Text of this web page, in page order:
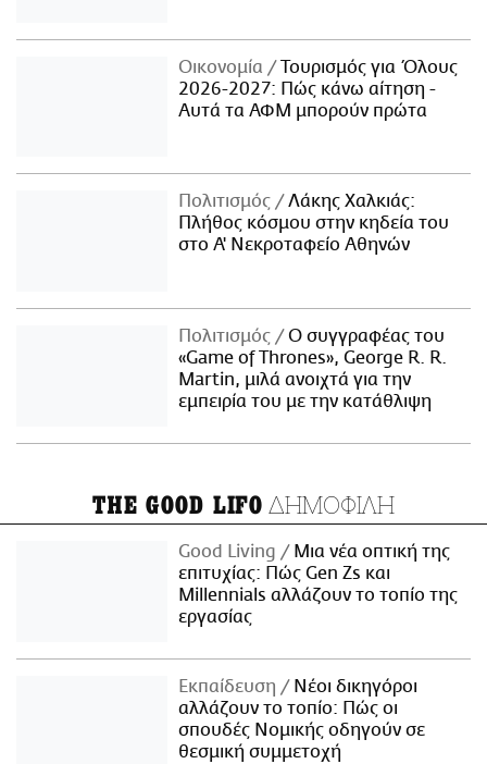
Οικονομία
Τουρισμός για Όλους
2026-2027: Πώς κάνω αίτηση -
Αυτά τα ΑΦΜ μπορούν πρώτα
Πολιτισμός
Λάκης Χαλκιάς:
Πλήθος κόσμου στην κηδεία του
στο Α' Νεκροταφείο Αθηνών
Πολιτισμός
Ο συγγραφέας του
«Game of Thrones», George R. R.
Martin, μιλά ανοιχτά για την
εμπειρία του με την κατάθλιψη
THE GOOD LIFO ΔΗΜΟΦΙΛΗ
Good Living
Μια νέα οπτική της
επιτυχίας: Πώς Gen Zs και
Millennials αλλάζουν το τοπίο της
εργασίας
Εκπαίδευση
Νέοι δικηγόροι
αλλάζουν το τοπίο: Πώς οι
σπουδές Νομικής οδηγούν σε
θεσμική συμμετοχή